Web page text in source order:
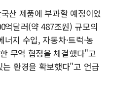
산 제품에 부과할 예정이었
억달러(약 487조원) 규모의
지 수입, 자동차·트럭·농
무역 협정을 체결했다"고
환경을 확보했다"고 언급